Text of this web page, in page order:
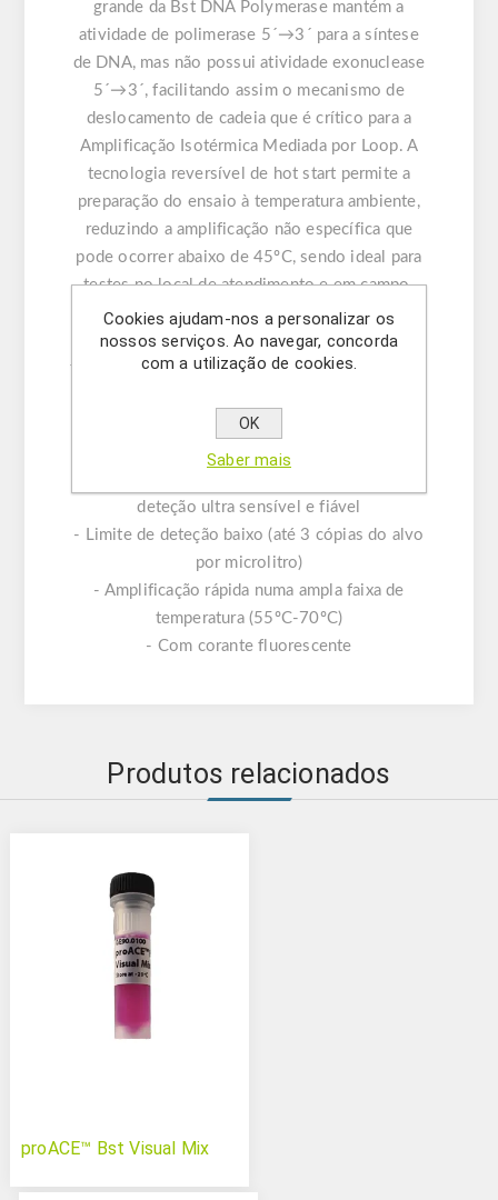
grande da Bst DNA Polymerase mantém a
atividade de polimerase 5´→3´ para a síntese
de DNA, mas não possui atividade exonuclease
5´→3´, facilitando assim o mecanismo de
deslocamento de cadeia que é crítico para a
Amplificação Isotérmica Mediada por Loop. A
tecnologia reversível de hot start permite a
preparação do ensaio à temperatura ambiente,
reduzindo a amplificação não específica que
pode ocorrer abaixo de 45ºC, sendo ideal para
testes no local de atendimento e em campo.
Este kit é fornecido com um corante
fluorescente concentrado 20x para deteção em
tempo real utilizando qualquer termociclador de
CARACTERÍSTICAS DO KIT:
deteção ultra sensível e fiável
- Limite de deteção baixo (até 3 cópias do alvo
por microlitro)
- Amplificação rápida numa ampla faixa de
temperatura (55ºC-70ºC)
- Com corante fluorescente
Produtos relacionados
proACE™ Bst Visual Mix
Cookies ajudam-nos a personalizar os
nossos serviços. Ao navegar, concorda
com a utilização de cookies.
OK
Saber mais